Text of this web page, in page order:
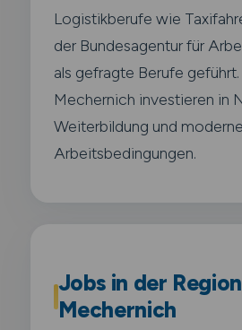
Logistikberufe wie
der Bundesagentur für
als gefragte Berufe
Mechernich investieren in
Weiterbildung und moderne
Arbeitsbedingungen.
Jobs in der Region
Mechernich